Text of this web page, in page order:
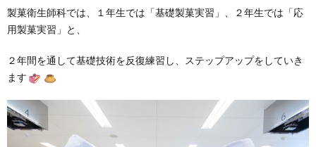
製菓衛生師科では、１年生では「基礎製菓実習」、２年生では「応
用製菓実習」と、
２年間を通して基礎技術を反復練習し、ステップアップをしていき
ます